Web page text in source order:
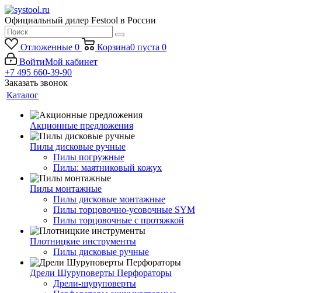
Официальный дилер Festool в России
Отложенные 0 Корзина0 пуста 0
ВойтиМой кабинет
+7 495 660-39-90
Заказать звонок
Каталог
Акционные предложения
Пилы дисковые ручные
Пилы погружные
Пилы: маятниковый кожух
Пилы монтажные
Пилы дисковые монтажные
Пилы торцовочно-усовочные SYM
Пилы торцовочные с протяжкой
Плотницкие инструменты
Пилы дисковые ручные
Дрели Шуруповерты Перфораторы
Дрели-шуруповерты